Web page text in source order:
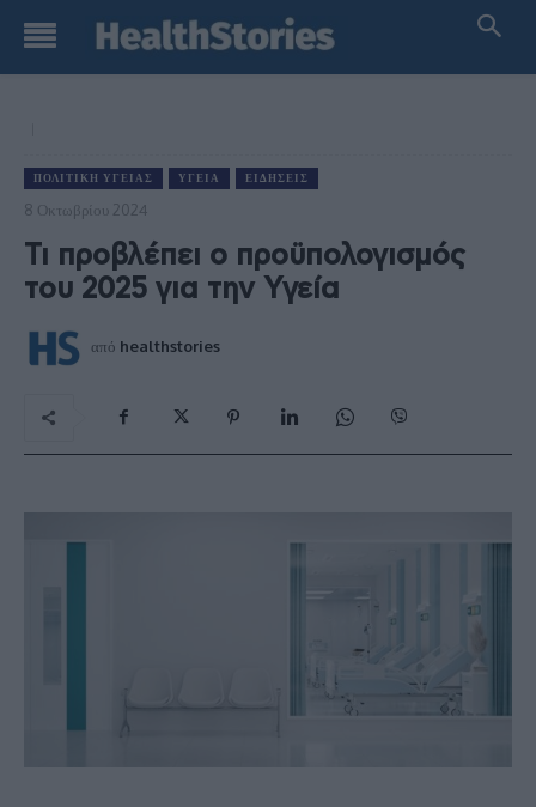
ΠΟΛΙΤΙΚΉ ΥΓΕΊΑΣ ΥΓΕΊΑ ΕΙΔΉΣΕΙΣ
8 Οκτωβρίου 2024
Τι προβλέπει ο προϋπολογισμός
του 2025 για την Υγεία
από healthstories